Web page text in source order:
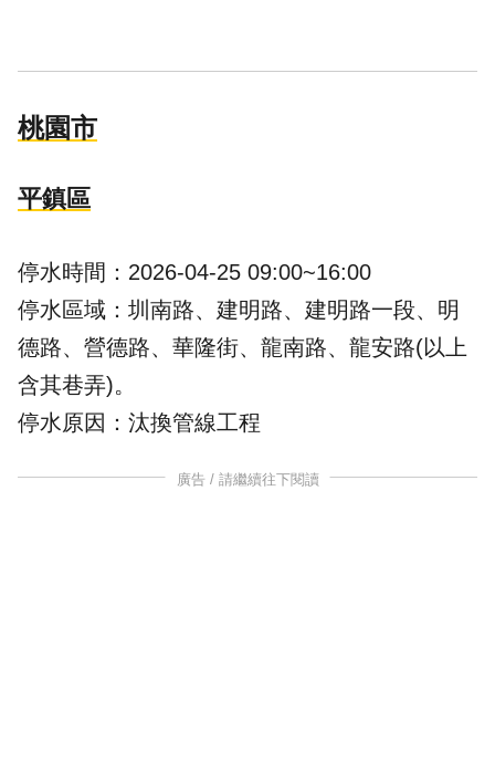
桃園市
平鎮區
停水時間：2026-04-25 09:00~16:00
停水區域：圳南路、建明路、建明路一段、明
德路、營德路、華隆街、龍南路、龍安路(以上
含其巷弄)。
停水原因： 汰換管線工程
廣告 / 請繼續往下閱讀